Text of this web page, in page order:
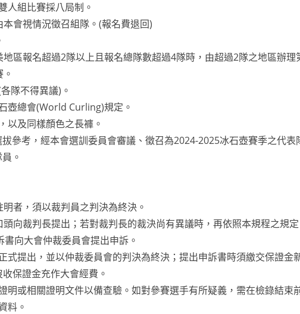
人組比賽採八局制。
會視情況徵召組隊。(報名費退回)
區報名超過2隊以上且報名總隊數超過4隊時，由超過2隊之地區辦理
隊不得異議)。
壺總會(World Curling)規定。
以及同樣顏色之長褲。
參考，經本會選訓委員會審議、徵召為2024-2025冰石壺賽季之代表
。
者，須以裁判員之判決為終決。
向裁判長提出；若對裁判長的裁決尚有異議時，再依照本規程之規定
向大會仲裁委員會提出申訴。
式提出，並以仲裁委員會的判決為終決；提出申訴書時須繳交保證金
保證金充作大會經費。
明或相關證明文件以備查驗。如對參賽選手有所疑義，需在檢錄結束
料。